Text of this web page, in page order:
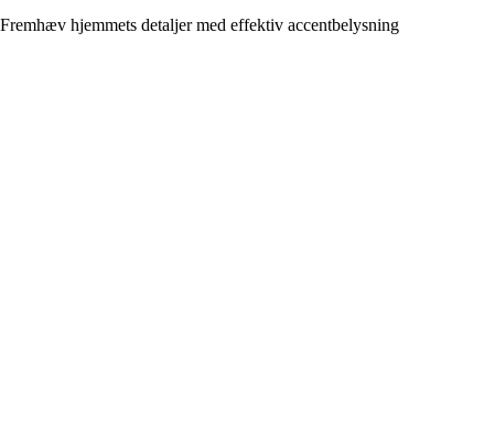
Fremhæv hjemmets detaljer med effektiv accentbelysning